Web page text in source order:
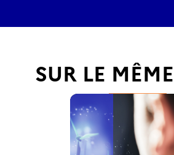
SUR LE